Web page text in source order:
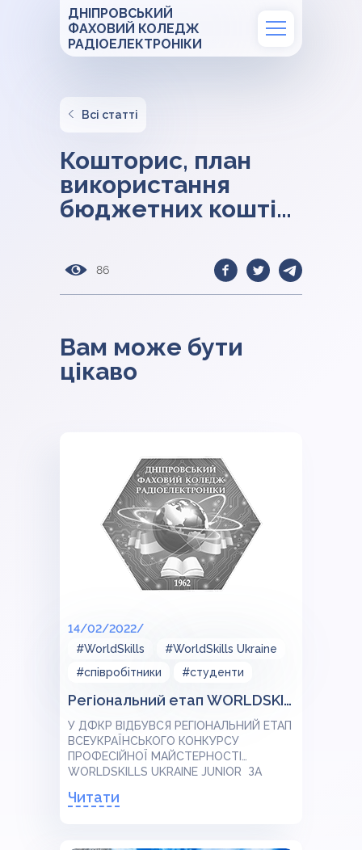
ДНІПРОВСЬКИЙ
ФАХОВИЙ КОЛЕДЖ
РАДІОЕЛЕКТРОНІКИ
Всі статті
Кошторис, план
використання
бюджетних коштів,
2026 рік
86
Вам може бути
цікаво
14/02/2022/
#WorldSkills
#WorldSkills Ukraine
#співробітники
#студенти
Регіональний етап WORLDSKILLS UKRAIN
У ДФКР ВІДБУВСЯ РЕГІОНАЛЬНИЙ ЕТАП
ВСЕУКРАЇНСЬКОГО КОНКУРСУ
ПРОФЕСІЙНОЇ МАЙСТЕРНОСТІ
WORLDSKILLS UKRAINE JUNIOR ЗА
РОБОТОТЕХНІКА»
Читати